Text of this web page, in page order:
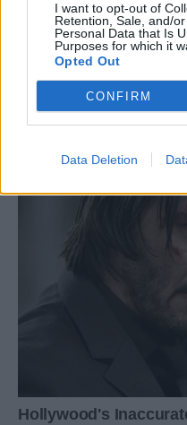
I want to opt-out of
Retention, Sale, and/
Personal Data that Is
Purposes for which it
Opted Out
CONFIRM
Data Deletion